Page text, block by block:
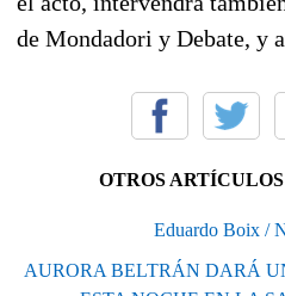
de Mondadori y Debate, y
OTROS
Eduardo Boix /
AURORA BELTRÁN DARÁ